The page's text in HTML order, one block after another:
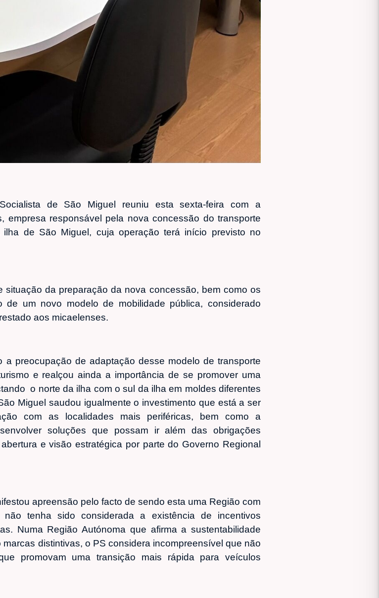
de São Miguel reuniu esta sexta-feira com a
empresa responsável pela nova concessão do transporte
de São Miguel, cuja operação terá início previsto no
situação da preparação da nova concessão, bem como os
de um novo modelo de mobilidade pública, considerado
aos micaelenses.
preocupação de adaptação desse modelo de transporte
e realçou ainda a importância de se promover uma
o norte da ilha com o sul da ilha em moldes diferentes
Miguel saudou igualmente o investimento que está a ser
com as localidades mais periféricas, bem como a
soluções que possam ir além das obrigações
e visão estratégica por parte do Governo Regional
apreensão pelo facto de sendo esta uma Região com
tenha sido considerada a existência de incentivos
Numa Região Autónoma que afirma a sustentabilidade
distintivas, o PS considera incompreensível que não
promovam uma transição mais rápida para veículos